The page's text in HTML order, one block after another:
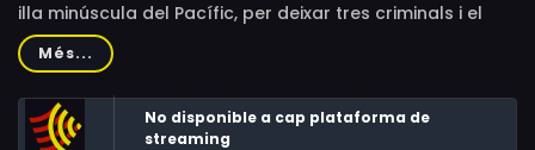
illa minúscula del Pacífic, per deixar tres criminals i el
pare Perrau, que s'ha traslladat per rellevar el pare
Doonan. Un terratrèmol i una erupció volcànica es
produeixen a l'illa i Doonan convenç els nouvinguts per
saltar en paracaigudes i rescatar el personal sanitari i
Més...
No disponible a cap plataforma de
streaming